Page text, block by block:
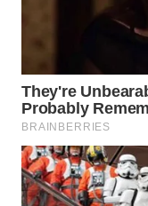
WAHANANEWS
ID
WAHANANEWS
CO ID